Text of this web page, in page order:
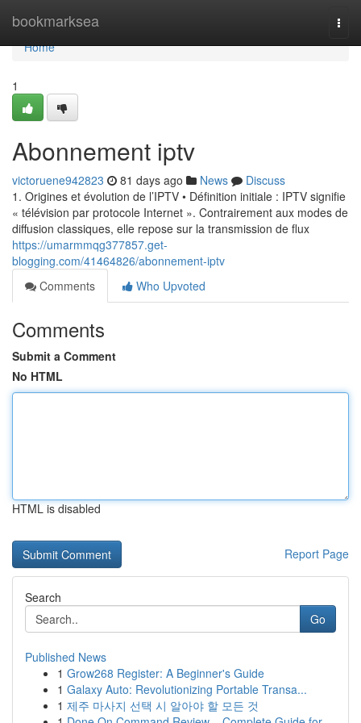
bookmarksea
Home
Home
1
Abonnement iptv
victoruene942823 81 days ago News
Discuss
1. Origines et évolution de l’IPTV • Définition initiale : IPTV signifie
« télévision par protocole Internet ». Contrairement aux modes de
diffusion classiques, elle repose sur la transmission de flux
https://umarmmqg377857.get-
blogging.com/41464826/abonnement-iptv
Comments
Who Upvoted
Comments
Submit a Comment
No HTML
HTML is disabled
Report Page
Search
Go
Published News
1 Grow268 Register: A Beginner's Guide
1 Galaxy Auto: Revolutionizing Portable Transa...
1 제주 마사지 선택 시 알아야 할 모든 것